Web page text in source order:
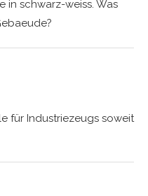
in schwarz-weiss. Was
für Industriezeugs soweit